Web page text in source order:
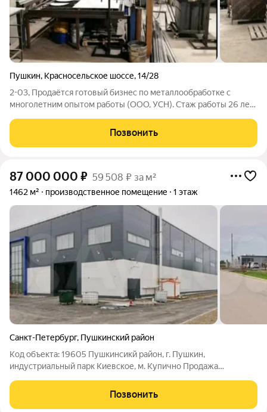
Пушкин, Красносельское шоссе,14/28
2-03, Продаётся готовый бизнес по металлообработке с
многолетним опытом работы (ООО, УСН). Стаж работы 26 лет.
расположенный на охраняемой территории действующего
завода по производству и цинкованию
Позвонить
87 000 000 ₽ 59 508 ₽ за м²
1462 м² производственное помещение 1 этаж
Санкт-Петербург, Пушкинский район
Код объекта: 19605 Пушкинсикй район, г. Пушкин,
индустриальный парк Киевское, м. Купично Продажа
Продается просторное и функциональное здание площадью
1462 м с собственным участком от 0,5 га.
Позвонить